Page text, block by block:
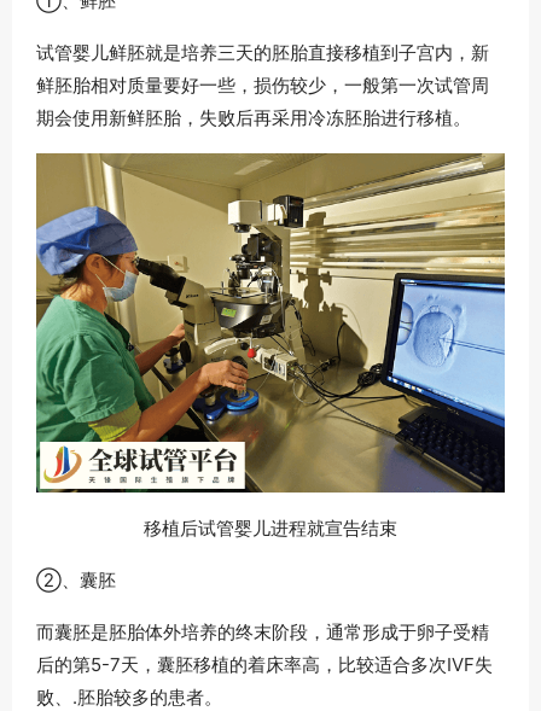
试管婴儿鲜胚就是培养三天的胚胎直接移植到子宫内，新
鲜胚胎相对质量要好一些，损伤较少，一般第一次试管周
期会使用新鲜胚胎，失败后再采用冷冻胚胎进行移植。
移植后试管婴儿进程就宣告结束
②、囊胚
而囊胚是胚胎体外培养的终末阶段，通常形成于卵子受精
后的第5-7天，囊胚移植的着床率高，比较适合多次IVF失
败、.胚胎较多的患者。